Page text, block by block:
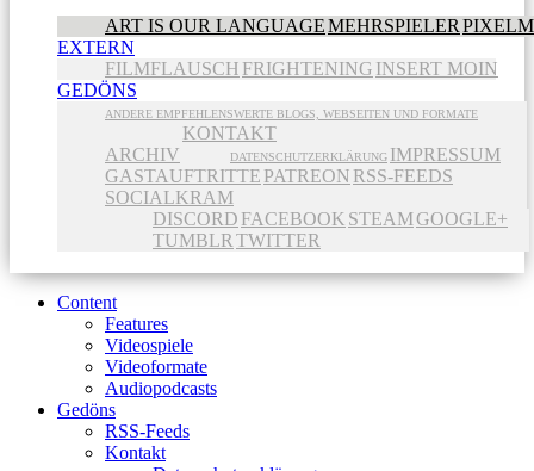
ART IS OUR LANGUAGEMEHRSPIELER
EXTERN
FILMFLAUSCH FRIGHTENING INSERT MOIN
GEDÖNS
ANDERE EMPFEHLENSWERTE BLOGS, WEBSEITEN UND FORMATE
ARCHIV
KONTAKT
DATENSCHUTZERKLÄRUNG IMPRESSUM
GASTAUFTRITTE PATREON RSS-FEEDS
SOCIALKRAM
DISCORD FACEBOOK STEAMGOOGLE+
TUMBLR TWITTER
Content
Features
Videospiele
Videoformate
Audiopodcasts
Gedöns
RSS-Feeds
Kontakt